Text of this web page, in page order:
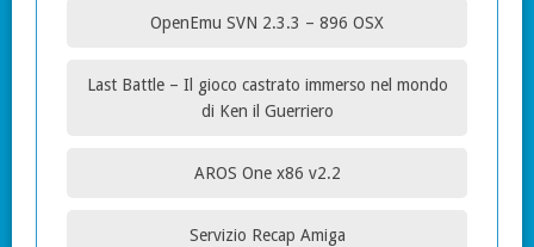
OpenEmu SVN 2.3.3 – 896 OSX
Last Battle – Il gioco castrato immerso nel mondo
di Ken il Guerriero
AROS One x86 v2.2
Servizio Recap Amiga